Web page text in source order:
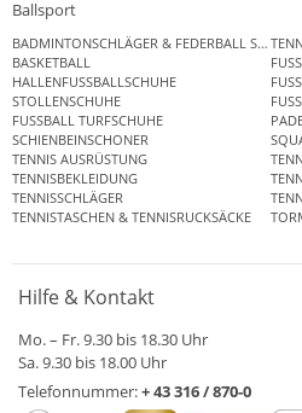
Ballsport
BADMINTONSCHLÄGER & FEDERBALL SETS
BASKETBALL
HALLENFUSSBALLSCHUHE
STOLLENSCHUHE
FUSSBALL TURFSCHUHE
SCHIENBEINSCHONER
TENNIS AUSRÜSTUNG
TENNISBEKLEIDUNG
TENNISSCHLÄGER
TENNISTASCHEN & TENNISRUCKSÄCKE
Hilfe & Kontakt
Mo. – Fr. 9.30 bis 18.30 Uhr
Sa. 9.30 bis 18.00 Uhr
Telefonnummer:+ 43 316 / 870-0